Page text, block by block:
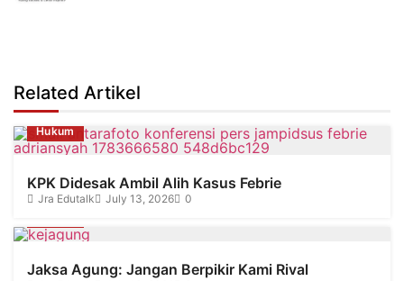
Related Artikel
Hukum
KPK Didesak Ambil Alih Kasus Febrie
Jra Edutalk July 13, 2026
0
Jaksa Agung: Jangan Berpikir Kami Rival